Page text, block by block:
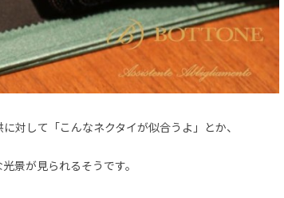
対して「こんなネクタイが似合うよ」とか、
景が見られるそうです。